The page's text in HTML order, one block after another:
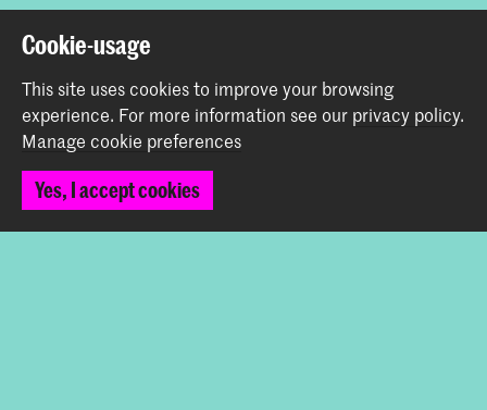
Contact
Spuiplein 150
2511 DG The Hague
Cookie-usage
This site uses cookies to improve your browsing
experience. For more information see our privacy policy.
Manage cookie preferences
Yes, I accept cookies